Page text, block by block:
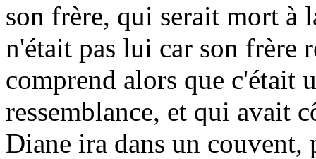
son frère, qui serait mort à
n'était pas lui car son frère
comprend alors que c'était
ressemblance, et qui avait
Diane ira dans un